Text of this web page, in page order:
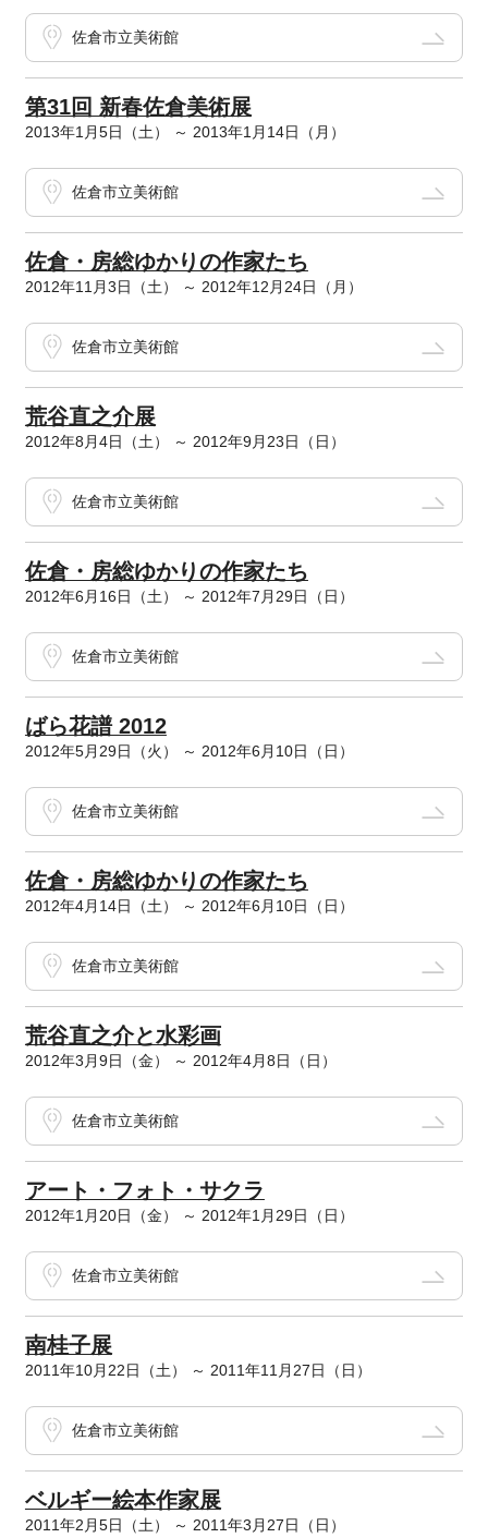
佐倉市立美術館
第31回 新春佐倉美術展
2013年1月5日（土） ～ 2013年1月14日（月）
佐倉市立美術館
佐倉・房総ゆかりの作家たち
2012年11月3日（土） ～ 2012年12月24日（月）
佐倉市立美術館
荒谷直之介展
2012年8月4日（土） ～ 2012年9月23日（日）
佐倉市立美術館
佐倉・房総ゆかりの作家たち
2012年6月16日（土） ～ 2012年7月29日（日）
佐倉市立美術館
ばら花譜 2012
2012年5月29日（火） ～ 2012年6月10日（日）
佐倉市立美術館
佐倉・房総ゆかりの作家たち
2012年4月14日（土） ～ 2012年6月10日（日）
佐倉市立美術館
荒谷直之介と水彩画
2012年3月9日（金） ～ 2012年4月8日（日）
佐倉市立美術館
アート・フォト・サクラ
2012年1月20日（金） ～ 2012年1月29日（日）
佐倉市立美術館
南桂子展
2011年10月22日（土） ～ 2011年11月27日（日）
佐倉市立美術館
ベルギー絵本作家展
2011年2月5日（土） ～ 2011年3月27日（日）